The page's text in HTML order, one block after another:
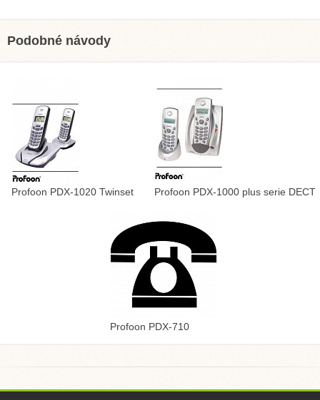
Podobné návody
Profoon PDX-1020 Twinset Profoon PDX-1000 plus serie DECT
Profoon PDX-710